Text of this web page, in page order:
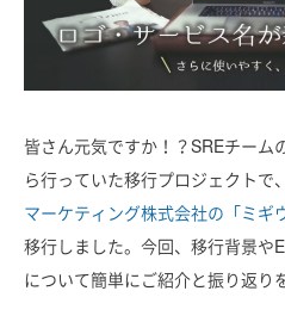
皆さん元気ですか！？SREチーム
ら行っていた移行プロジェクトで
マーケティング株式会社の「ミギ
移行しました。今回、移行背景や
について簡単にご紹介と振り返り